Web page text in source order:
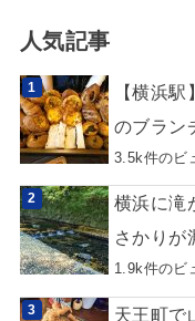
人気記事
【横浜
のブラン
3.5k件のビ
横浜に滝
さかりが
1.9k件のビ
天王町で